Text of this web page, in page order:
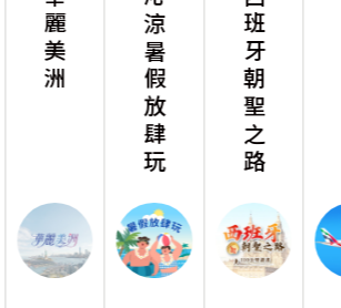
華麗美洲 沁涼暑假放肆玩 西班牙朝聖之路